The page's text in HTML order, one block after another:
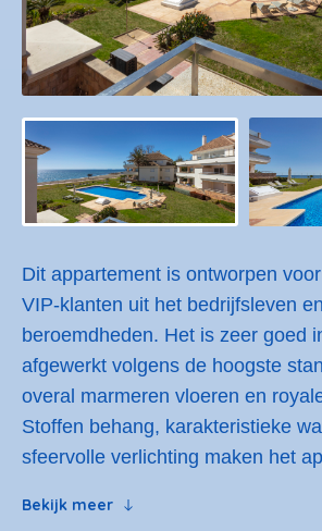
Dit appartement is ontworpen
VIP-klanten uit het bedrijfsleven en
beroemdheden. Het is zeer goed
afgewerkt volgens de hoogste
overal marmeren vloeren en
Stoffen behang, karakteristieke
sfeervolle verlichting maken het
apparaten en armaturen in de
Bekijk meer